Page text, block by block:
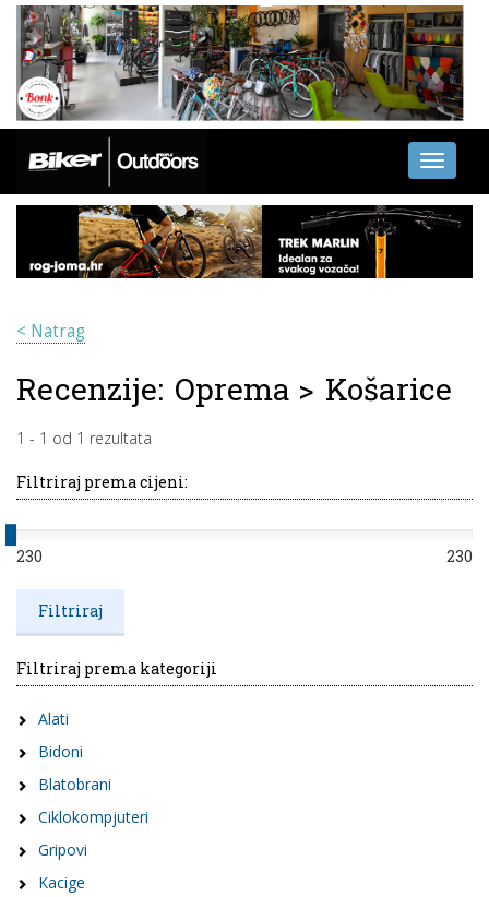
Toggle
< Natrag
Recenzije: Oprema > Košarice
1 - 1 od 1 rezultata
Filtriraj prema cijeni:
230 230
Filtriraj prema kategoriji
Alati
Bidoni
Blatobrani
Ciklokompjuteri
Gripovi
Kacige